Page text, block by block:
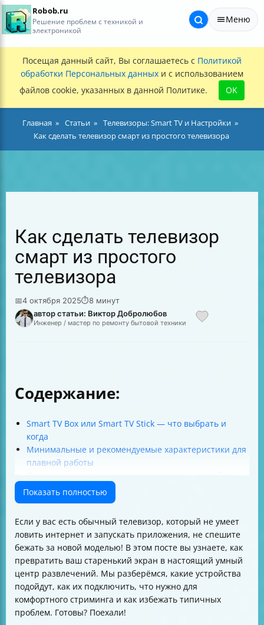
Robob.ru
Решение проблем с техникой и
электроникой
Меню
Посещая данный сайт, Вы соглашаетесь с Политикой
обработки Персональных данных и с использованием
файлов cookie, указанных в данной Политике.
OK
Главная Статьи
Телевизоры: Smart TV и Настройки
Как сделать телевизор смарт из простого телевизора
Как сделать телевизор
смарт из простого
телевизора
📅4 октября 2025⏱8 минут
автор статьи: Виктор Добролюбов
Инженер / мастер по ремонту бытовой техники
Содержание:
Smart TV Box или Smart TV Stick — что выбрать и
когда
Минимальные и рекомендуемые характеристики для
плавной работы
Интернет для стриминга — сколько нужно и как
влияет на трафик
Совместимость смартфонов, планшетов и ПК с
Miracast
Альтернативы Miracast — Chromecast и AirPlay
Безопасность и приватность при подключении
приставок и адаптеров
Приложения и сервисы на Smart TV Box/Stick
Региональные ограничения и как с ними бороться
Сравнение способов сделать телевизор умным
Показать полностью
Если у вас есть обычный телевизор, который не умеет
ловить интернет и запускать приложения, не спешите
бежать за новой моделью! В этом посте вы узнаете, как
превратить ваш старенький экран в настоящий умный
центр развлечений. Мы разберёмся, какие устройства
подойдут, как их подключить, что нужно для
комфортного стриминга и как избежать типичных
проблем. Готовы? Поехали!